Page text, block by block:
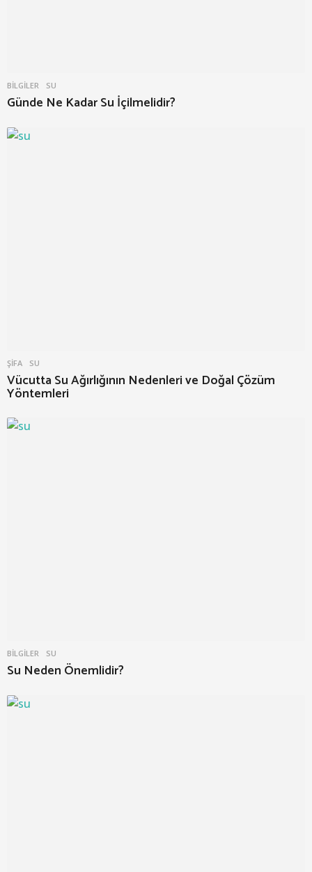
BILGILER SU
Günde Ne Kadar Su İçilmelidir?
ŞIFA SU
Vücutta Su Ağırlığının Nedenleri ve Doğal Çözüm
Yöntemleri
BILGILER SU
Su Neden Önemlidir?